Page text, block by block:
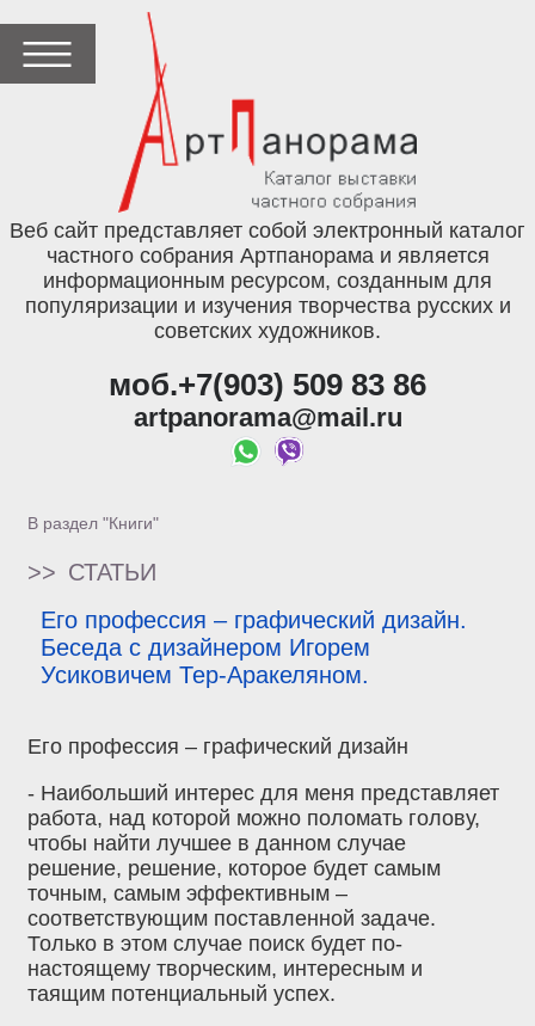
Веб сайт представляет собой электронный каталог
частного собрания Артпанорама и является
информационным ресурсом, созданным для
популяризации и изучения творчества русских и
советских художников.
моб.+7(903) 509 83 86
artpanorama@mail.ru
В раздел "Книги"
>> СТАТЬИ
Его профессия – графический дизайн.
Беседа с дизайнером Игорем
Усиковичем Тер-Аракеляном.
Его профессия – графический дизайн
- Наибольший интерес для меня представляет
работа, над которой можно поломать голову,
чтобы найти лучшее в данном случае
решение, решение, которое будет самым
точным, самым эффективным –
соответствующим поставленной задаче.
Только в этом случае поиск будет по-
настоящему творческим, интересным и
таящим потенциальный успех.